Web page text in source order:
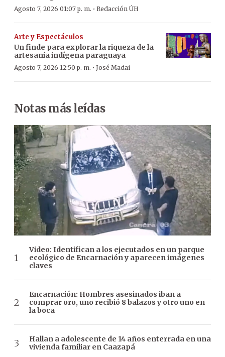
Agosto 7, 2026 01:07 p. m. · Redacción ÚH
Arte y Espectáculos
Un finde para explorar la riqueza de la
artesanía indígena paraguaya
Agosto 7, 2026 12:50 p. m. · José Madai
Notas más leídas
Video: Identifican a los ejecutados en un parque
ecológico de Encarnación y aparecen imágenes
claves
Encarnación: Hombres asesinados iban a
comprar oro, uno recibió 8 balazos y otro uno en
la boca
Hallan a adolescente de 14 años enterrada en una
vivienda familiar en Caazapá